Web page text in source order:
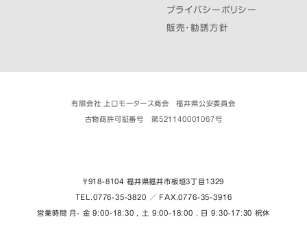
プライバシーポリシー
販売・勧誘方針
有限会社 上口モータース商会 福井県公安委員会
古物商許可証番号 第521140001067号
〒918-8104 福井県福井市板垣３丁目1329
TEL.0776-35-3820 ／ FAX.0776-35-3916
営業時間 月- 金 9:00-18:30 , 土 9:00-18:00 , 日 9:30-17:30 祝休